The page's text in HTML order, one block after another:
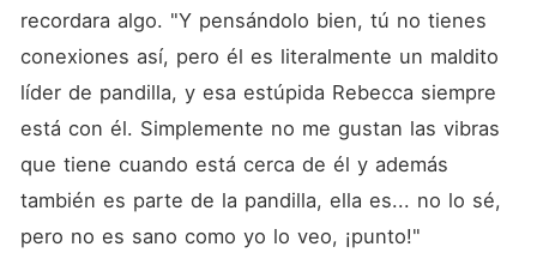
recordara algo. "Y pensándolo bien, tú no tienes
conexiones así, pero él es literalmente un maldito
líder de pandilla, y esa estúpida Rebecca siempre
está con él. Simplemente no me gustan las vibras
que tiene cuando está cerca de él y además
también es parte de la pandilla, ella es... no lo sé,
pero no es sano como yo lo veo, ¡punto!"